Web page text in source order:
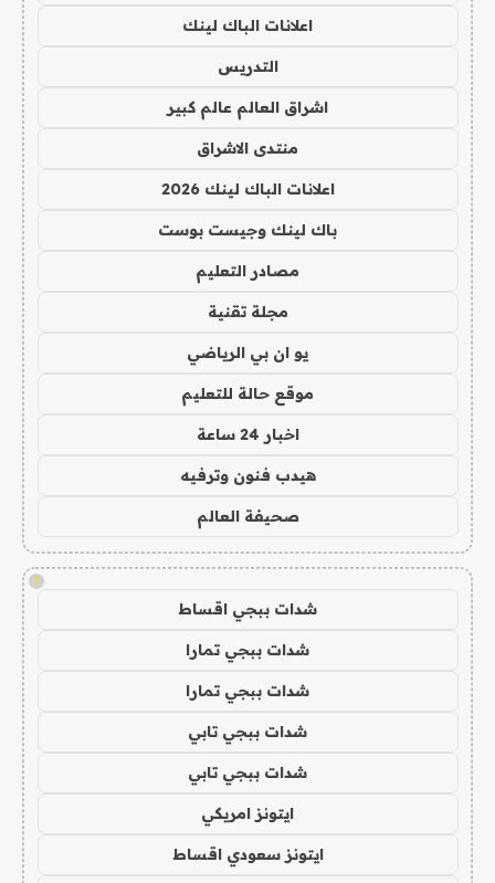
اعلانات الباك لينك
التدريس
اشراق العالم عالم كبير
منتدى الاشراق
اعلانات الباك لينك 2026
باك لينك وجيست بوست
مصادر التعليم
مجلة تقنية
يو ان بي الرياضي
موقع حالة للتعليم
اخبار 24 ساعة
هيدب فنون وترفيه
صحيفة العالم
!
شدات ببجي اقساط
شدات ببجي تمارا
شدات ببجي تمارا
شدات ببجي تابي
شدات ببجي تابي
ايتونز امريكي
ايتونز سعودي اقساط